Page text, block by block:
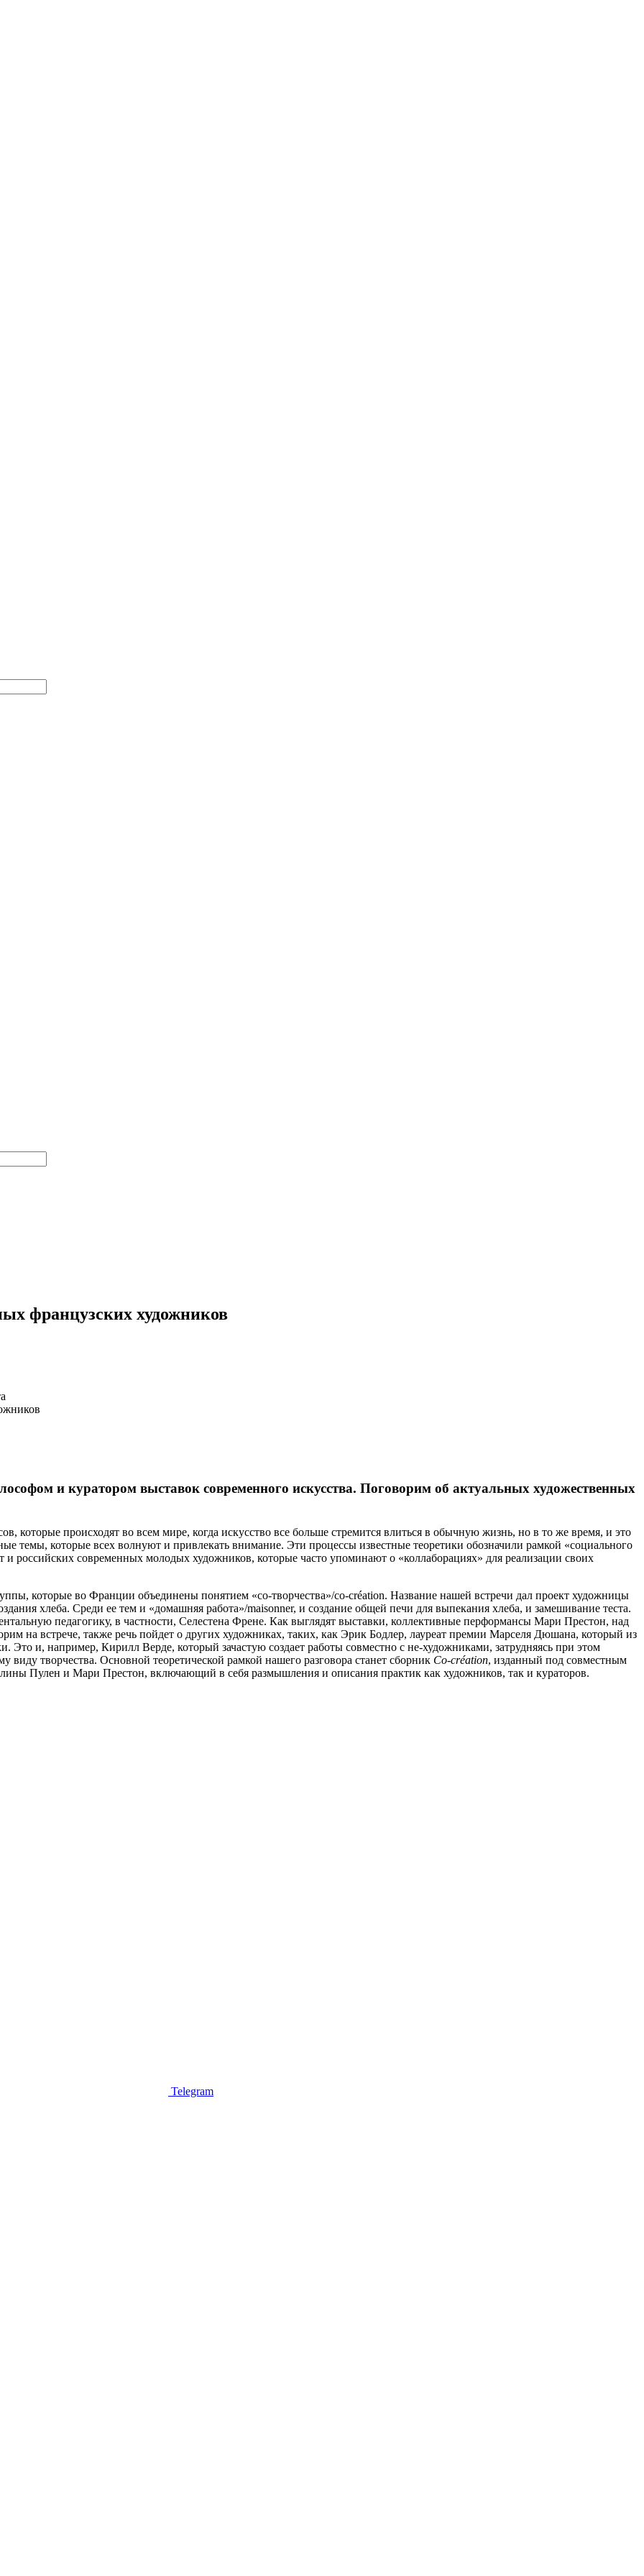
французских художников
и куратором выставок современного искусства. Поговорим об актуальных художественных
которые происходят во всем мире, когда искусство все больше стремится влиться в обычную жизнь, но в то же время, и это
темы, которые всех волнуют и привлекать внимание. Эти процессы известные теоретики обозначили рамкой «социального
российских современных молодых художников, которые часто упоминают о «коллаборациях» для реализации своих
которые во Франции объединены понятием «со-творчества»/co-création. Название нашей встречи дал проект художницы
хлеба. Среди ее тем и «домашняя работа»/maisonner, и создание общей печи для выпекания хлеба, и замешивание теста.
педагогику, в частности, Селестена Френе. Как выглядят выставки, коллективные перформансы Мари Престон, над
на встрече, также речь пойдет о других художниках, таких, как Эрик Бодлер, лауреат премии Марселя Дюшана, который из
и, например, Кирилл Верде, который зачастую создает работы совместно с не-художниками, затрудняясь при этом
виду творчества. Основной теоретической рамкой нашего разговора станет сборник Co-création, изданный под совместным
Пулен и Мари Престон, включающий в себя размышления и описания практик как художников, так и кураторов.
Telegram